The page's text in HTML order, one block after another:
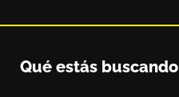
Qué estás buscando